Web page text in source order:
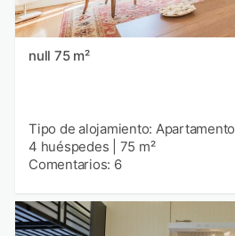
null 75 m²
Tipo de alojamiento: Apartamento
4 huéspedes
75 m²
Comentarios: 6